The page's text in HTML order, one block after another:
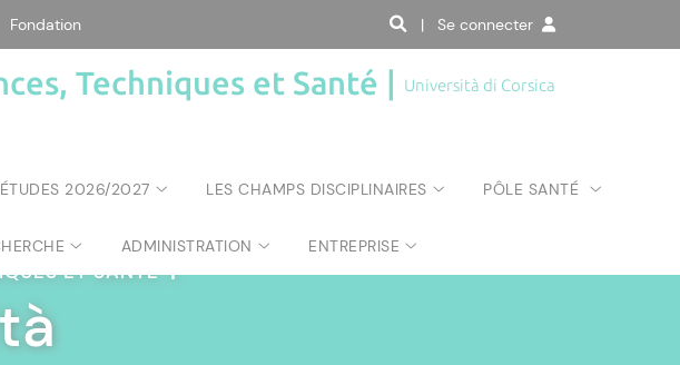
Fondation | Se connecter
Techniques et Santé | Università di Corsica
2026/2027 LES CHAMPS DISCIPLINAIRES PÔLE SANTÉ
ADMINISTRATION ENTREPRISE
ET SANTÉ|